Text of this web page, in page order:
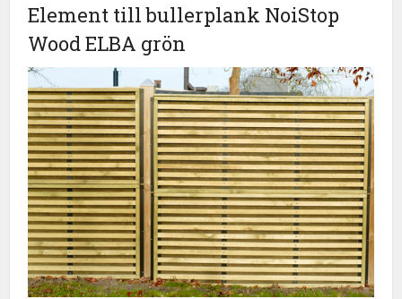
Element till bullerplank NoiStop
Wood ELBA grön